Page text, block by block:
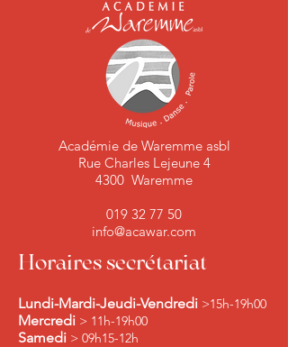
Académie de Waremme asbl
Rue Charles Lejeune 4
4300 Waremme
019 32 77 50
info@acawar.com
Horaires secrétariat
Lundi-Mardi-Jeudi-Vendredi >15h-19h00
Mercredi > 11h-19h00
Samedi > 09h15-12h